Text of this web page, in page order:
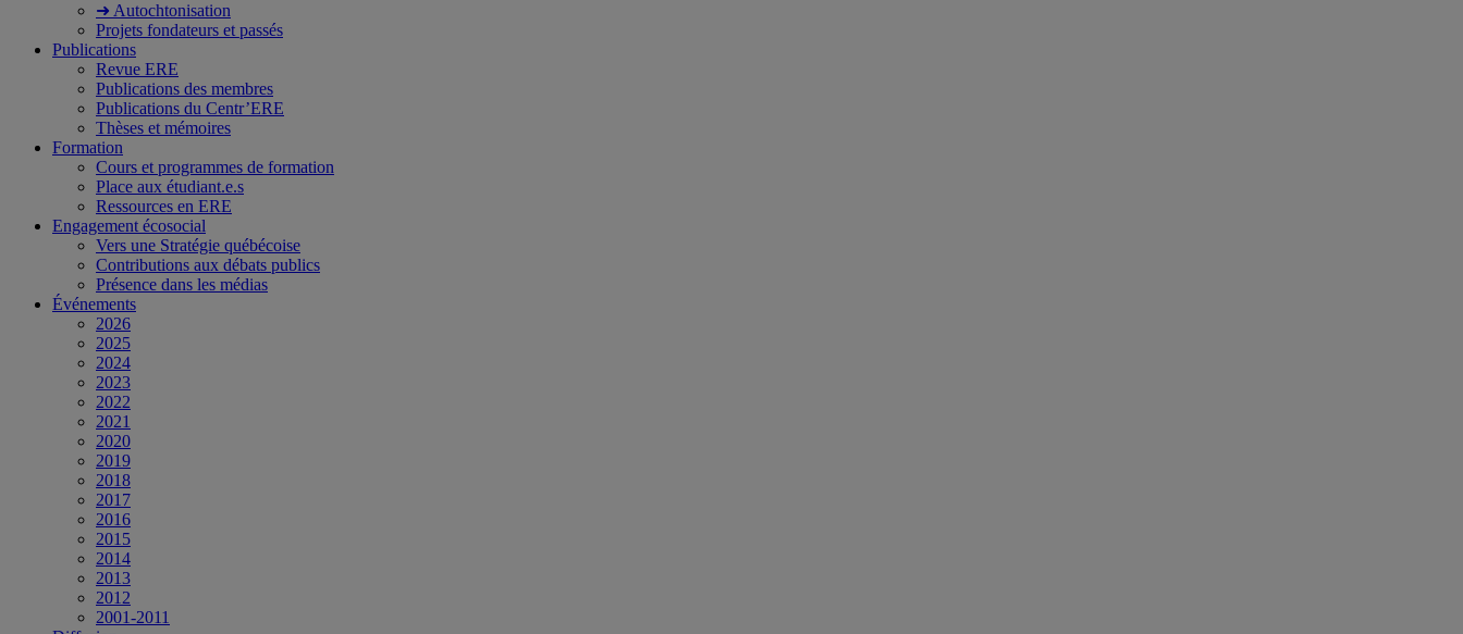
➜ Autochtonisation
Projets fondateurs et passés
Publications
Revue ERE
Publications des membres
Publications du Centr’ERE
Thèses et mémoires
Formation
Cours et programmes de formation
Place aux étudiant.e.s
Ressources en ERE
Engagement écosocial
Vers une Stratégie québécoise
Contributions aux débats publics
Présence dans les médias
Événements
2026
2025
2024
2023
2022
2021
2020
2019
2018
2017
2016
2015
2014
2013
2012
2001-2011